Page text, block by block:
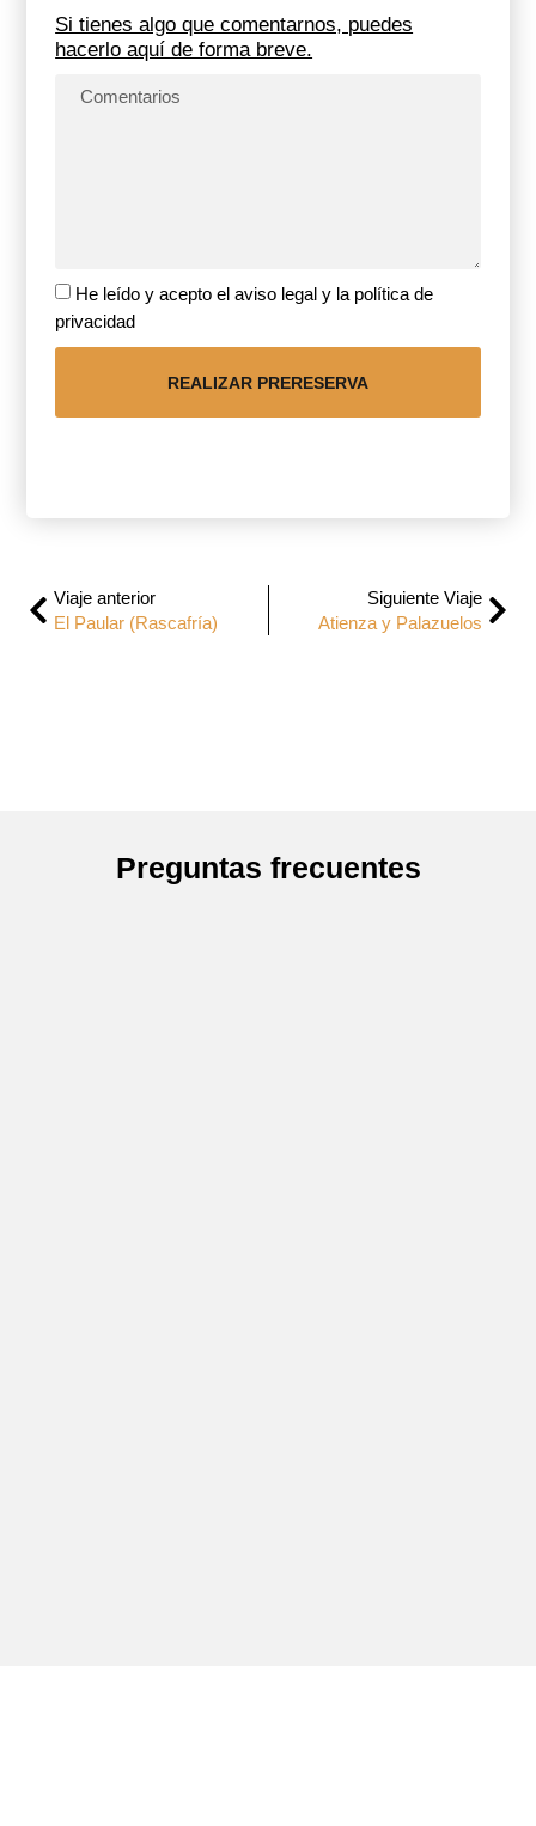
Si tienes algo que comentarnos, puedes
hacerlo aquí de forma breve.
He leído y acepto el aviso legal y la política de
privacidad
REALIZAR PRERESERVA
Viaje anterior
El Paular (Rascafría)
Siguiente Viaje
Atienza y Palazuelos
Preguntas frecuentes